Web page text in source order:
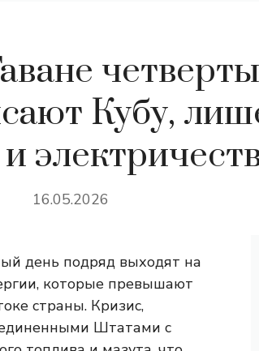
Кубу,
16.05.2026
день подряд выходят на
которые превышают
страны. Кризис,
Штатами с